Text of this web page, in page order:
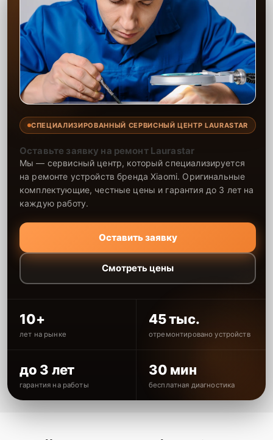
СПЕЦИАЛИЗИРОВАННЫЙ СЕРВИСНЫЙ ЦЕНТР LAURASTAR
Оставьте заявку на ремонт Laurastar
Мы — сервисный центр, который специализируется
на ремонте устройств бренда Xiaomi. Оригинальные
комплектующие, честные цены и гарантия до 3 лет на
каждую работу.
Оставить заявку
Смотреть цены
10+
лет на рынке
45 тыс.
отремонтировано устройств
до 3 лет
гарантия на работы
30 мин
бесплатная диагностика